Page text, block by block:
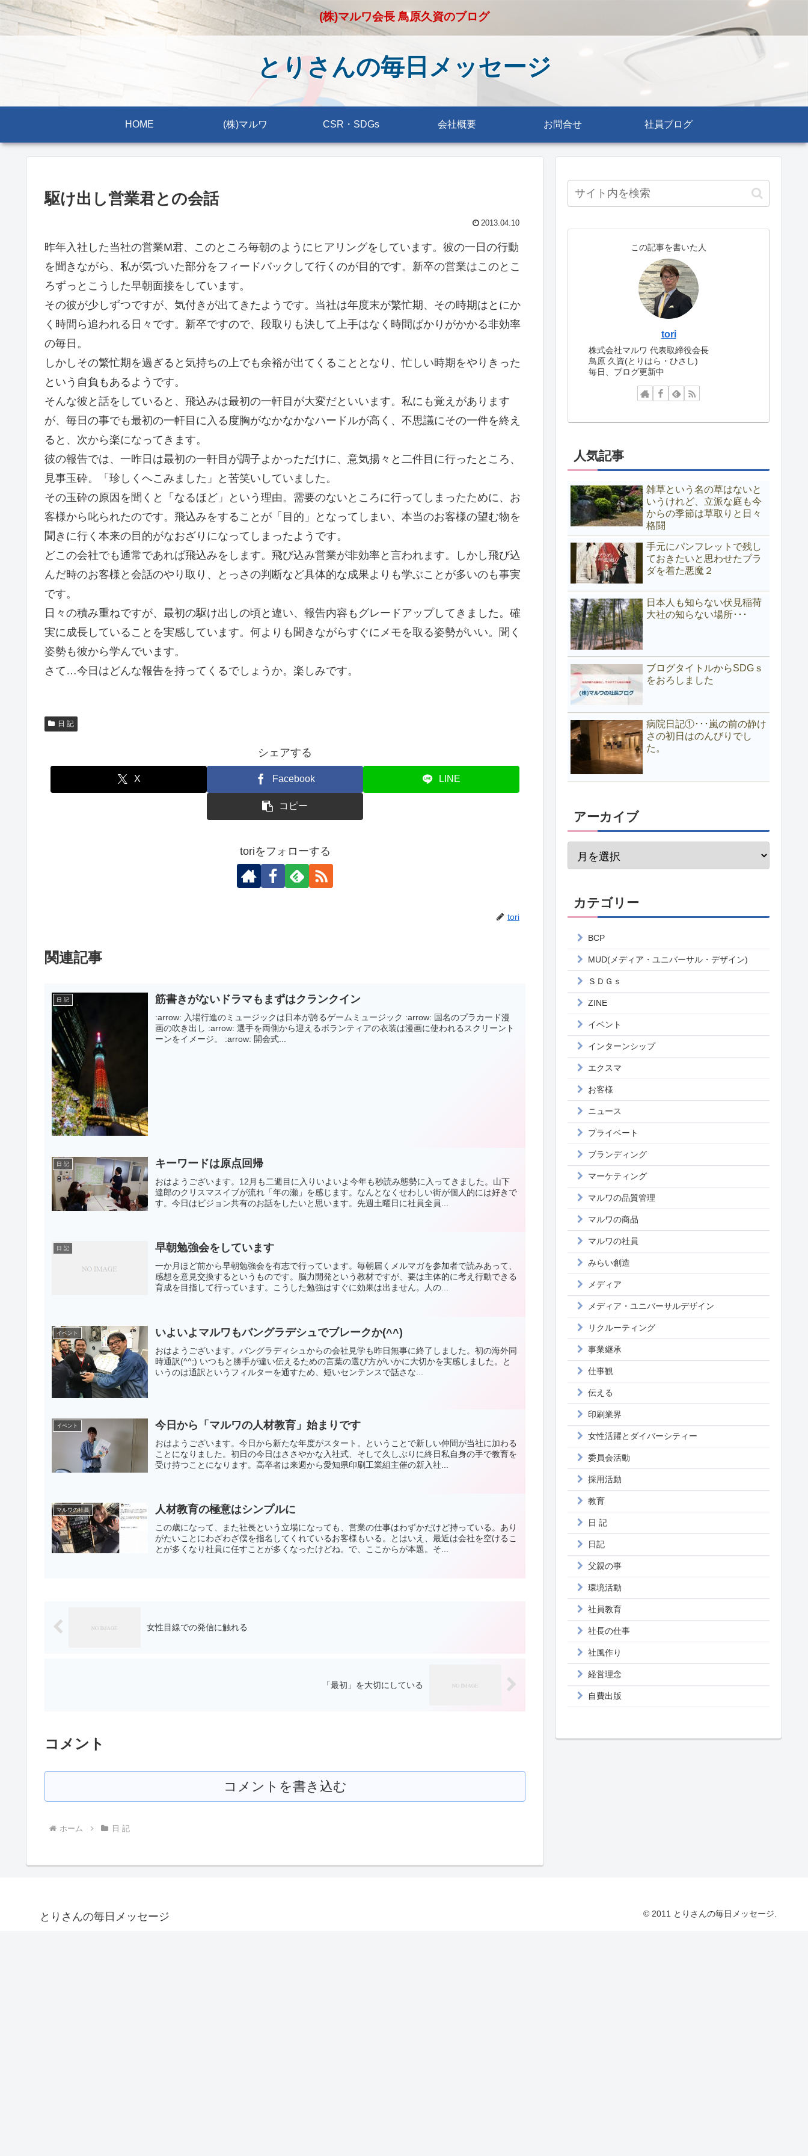
(株)マルワ会長 鳥原久資のブログ
とりさんの毎日メッセージ
HOME (株)マルワ CSR・SDGs 会社概要 お問合せ 社員ブログ
駆け出し営業君との会話
2013.04.10
昨年入社した当社の営業M君、このところ毎朝のようにヒアリングをしています。彼の一日の行動
を聞きながら、私が気づいた部分をフィードバックして行くのが目的です。新卒の営業はこのとこ
ろずっとこうした早朝面接をしています。
その彼が少しずつですが、気付きが出てきたようです。当社は年度末が繁忙期、その時期はとにか
く時間ら追われる日々です。新卒ですので、段取りも決して上手はなく時間ばかりがかかる非効率
の毎日。
しかしその繁忙期を過ぎると気持ちの上でも余裕が出てくることとなり、忙しい時期をやりきった
という自負もあるようです。
そんな彼と話をしていると、飛込みは最初の一軒目が大変だといいます。私にも覚えがあります
が、毎日の事でも最初の一軒目に入る度胸がなかなかなハードルが高く、不思議にその一件を終え
ると、次から楽になってきます。
彼の報告では、一昨日は最初の一軒目が調子よかっただけに、意気揚々と二件目に行ったところ、
見事玉砕。「珍しくへこみました」と苦笑いしていました。
その玉砕の原因を聞くと「なるほど」という理由。需要のないところに行ってしまったために、お
客様から叱られたのです。飛込みをすることが「目的」となってしまい、本当のお客様の望む物を
聞きに行く本来の目的がなおざりになってしまったようです。
どこの会社でも通常であれば飛込みをします。飛び込み営業が非効率と言われます。しかし飛び込
んだ時のお客様と会話のやり取り、とっさの判断など具体的な成果よりも学ぶことが多いのも事実
です。
日々の積み重ねですが、最初の駆け出しの頃と違い、報告内容もグレードアップしてきました。確
実に成長していることを実感しています。何よりも聞きながらすぐにメモを取る姿勢がいい。聞く
姿勢も彼から学んでいます。
さて…今日はどんな報告を持ってくるでしょうか。楽しみです。
日 記
シェアする
X Facebook LINE
コピー
toriをフォローする
tori
関連記事
日 記 筋書きがないドラマもまずはクランクイン
:arrow: 入場行進のミュージックは日本が誇るゲームミュージック :arrow: 国名のプラカード漫
画の吹き出し :arrow: 選手を両側から迎えるボランティアの衣装は漫画に使われるスクリーント
ーンをイメージ。 :arrow: 開会式...
日 記 キーワードは原点回帰
おはようございます。12月も二週目に入りいよいよ今年も秒読み態勢に入ってきました。山下
達郎のクリスマスイブが流れ「年の瀬」を感じます。なんとなくせわしい街が個人的には好きで
す。今日はビジョン共有のお話をしたいと思います。先週土曜日に社員全員...
日 記 早朝勉強会をしています
一か月ほど前から早朝勉強会を有志で行っています。毎朝届くメルマガを参加者で読みあって、
感想を意見交換するというものです。脳力開発という教材ですが、要は主体的に考え行動できる
育成を目指して行っています。こうした勉強はすぐに効果は出ません。人の...
イベント いよいよマルワもバングラデシュでブレークか(^^)
おはようございます。バングラディシュからの会社見学も昨日無事に終了しました。初の海外同
時通訳(^^;) いつもと勝手が違い伝えるための言葉の選び方がいかに大切かを実感しました。と
いうのは通訳というフィルターを通すため、短いセンテンスで話さな...
イベント 今日から「マルワの人材教育」始まりです
おはようございます。今日から新たな年度がスタート。ということで新しい仲間が当社に加わる
ことになりました。初日の今日はささやかな入社式、そして久しぶりに終日私自身の手で教育を
受け持つことになります。高卒者は来週から愛知県印刷工業組主催の新入社...
マルワの社員 人材教育の極意はシンプルに
この歳になって、また社長という立場になっても、営業の仕事はわずかだけど持っている。あり
がたいことにわざわざ僕を指名してくれているお客様もいる。とはいえ、最近は会社を空けるこ
とが多くなり社員に任すことが多くなったけどね。で、ここからが本題。そ...
女性目線での発信に触れる
「最初」を大切にしている
コメント
コメントを書き込む
ホーム 日 記
この記事を書いた人
tori
株式会社マルワ 代表取締役会長
鳥原 久資(とりはら・ひさし)
毎日、ブログ更新中
人気記事
雑草という名の草はないと
いうけれど、立派な庭も今
からの季節は草取りと日々
格闘
手元にパンフレットで残し
ておきたいと思わせたプラ
ダを着た悪魔２
日本人も知らない伏見稲荷
大社の知らない場所･･･
ブログタイトルからSDGｓ
をおろしました
病院日記①･･･嵐の前の静け
さの初日はのんびりでし
た。
アーカイブ
カテゴリー
BCP
MUD(メディア・ユニバーサル・デザイン)
ＳＤＧｓ
ZINE
イベント
インターンシップ
エクスマ
お客様
ニュース
プライベート
ブランディング
マーケティング
マルワの品質管理
マルワの商品
マルワの社員
みらい創造
メディア
メディア・ユニバーサルデザイン
リクルーティング
事業継承
仕事観
伝える
印刷業界
女性活躍とダイバーシティー
委員会活動
採用活動
教育
日 記
日記
父親の事
環境活動
社員教育
社長の仕事
社風作り
経営理念
自費出版
とりさんの毎日メッセージ © 2011 とりさんの毎日メッセージ.